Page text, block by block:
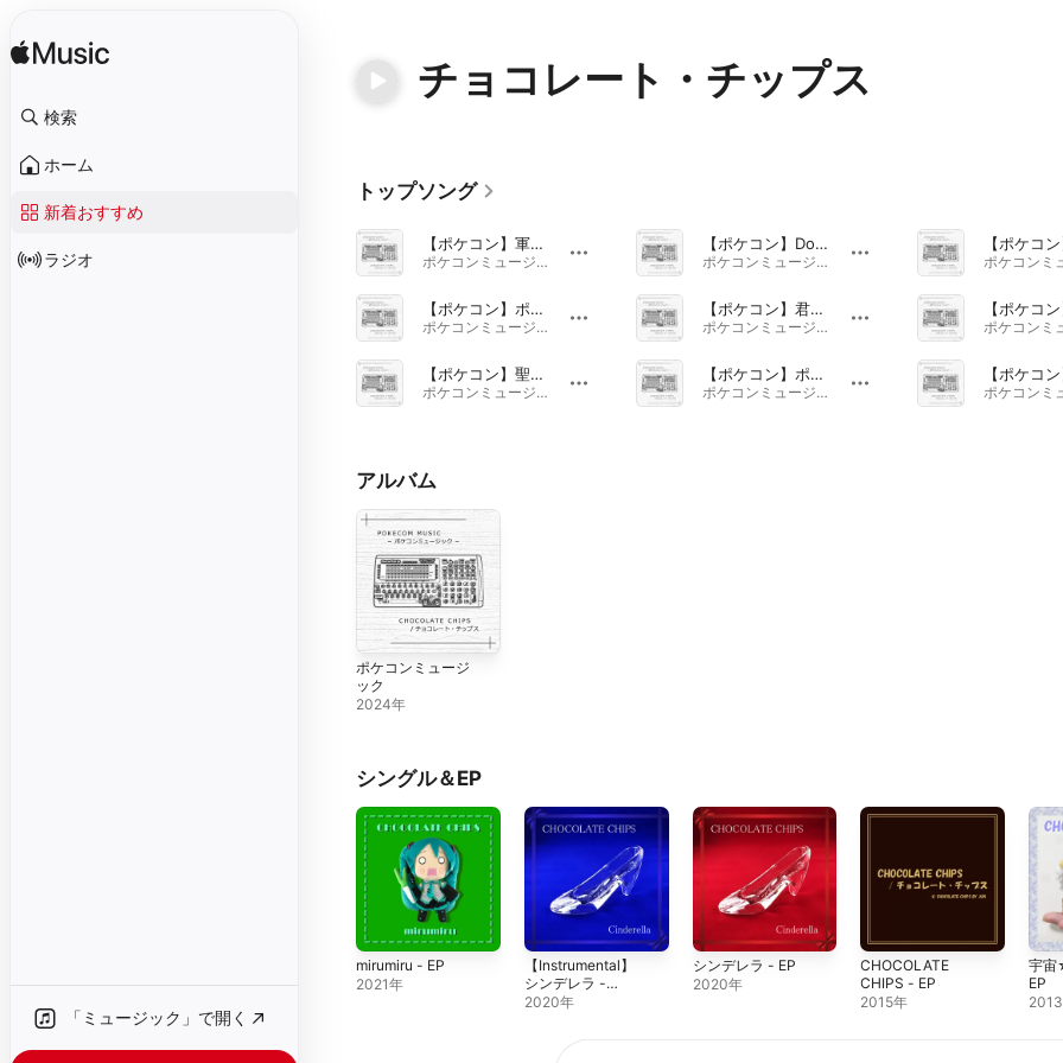
検索
ホーム
新着おすすめ
ラジオ
「ミュージック」で開く
チョコレート・チップス
トップソング
【ポケコン】軍隊行進曲
ポケコンミュージック · 2024年
【ポケコン】ポケコンクラシック
ポケコンミュージック · 2024年
【ポケコン】聖者の行進
ポケコンミュージック · 2024年
【ポケコン】Do☆Re☆Mi☆Fa☆Sol☆La☆Si☆Do
ポケコンミュージック · 2024年
【ポケコン】君が代
ポケコンミュージック · 2024年
【ポケコン】ポケコンドラム
ポケコンミュージック · 2024年
アルバム
ポケコンミュージ
ック
2024年
シングル＆EP
mirumiru - EP
2021年
【Instrumental】
シンデレラ -
Single
2020年
シンデレラ - EP
2020年
CHOCOLATE
CHIPS - EP
2015年
宇宙
EP